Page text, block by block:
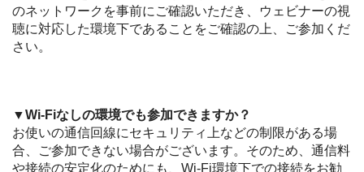
のネットワークを事前にご確認いただき、ウェビナーの視
聴に対応した環境下であることをご確認の上、ご参加くだ
さい。
▼Wi-Fiなしの環境でも参加できますか？
お使いの通信回線にセキュリティ上などの制限がある場
合、ご参加できない場合がございます。そのため、通信料
や接続の安定化のためにも、Wi-Fi環境下での接続をお勧